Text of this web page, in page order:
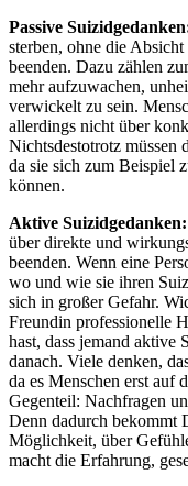
Passive
sterben, ohne die
beenden. Dazu zählen
mehr aufzuwachen,
verwickelt zu sein.
allerdings nicht über
Nichtsdestotrotz müssen
da sie sich zum Beispiel
können.
Aktive Suizidgedanken:
über direkte und
beenden. Wenn eine
wo und wie sie ihren
sich in großer Gefahr.
Freundin professionelle
hast, dass jemand aktive
danach. Viele denken,
da es Menschen erst auf
Gegenteil: Nachfragen
Denn dadurch bekommt
Möglichkeit, über
macht die Erfahrung,